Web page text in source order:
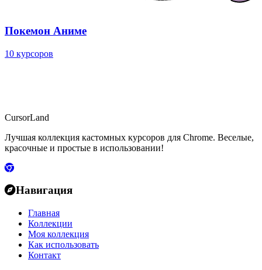
Покемон Аниме
10 курсоров
CursorLand
Лучшая коллекция кастомных курсоров для Chrome. Веселые,
красочные и простые в использовании!
Навигация
Главная
Коллекции
Моя коллекция
Как использовать
Контакт